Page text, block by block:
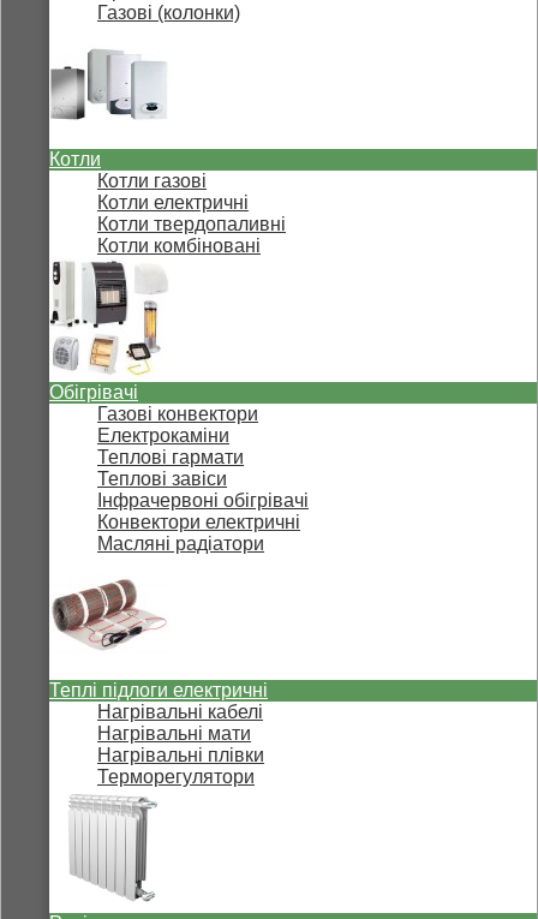
Газові (колонки)
Котли
Котли газові
Котли електричні
Котли твердопаливні
Котли комбіновані
Обігрівачі
Газові конвектори
Електрокаміни
Теплові гармати
Теплові завіси
Інфрачервоні обігрівачі
Конвектори електричні
Масляні радіатори
Теплі підлоги електричні
Нагрівальні кабелі
Нагрівальні мати
Нагрівальні плівки
Терморегулятори